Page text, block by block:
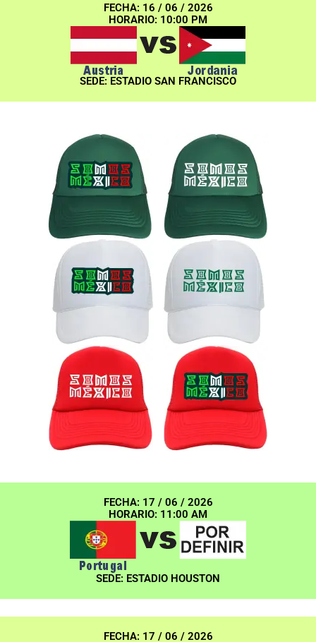
FECHA: 16 / 06 / 2026
HORARIO: 10:00 PM
SEDE: ESTADIO SAN FRANCISCO
FECHA: 17 / 06 / 2026
HORARIO: 11:00 AM
SEDE: ESTADIO HOUSTON
FECHA: 17 / 06 / 2026